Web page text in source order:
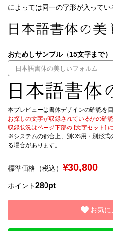
価格帯
リセット
によっては同一の字形が入って
おためしサンプル（15文字まで）
本プレビューは書体デザインの確認を
お探しの文字が収録されているかの確
収録状況はページ下部の [文字セット]
※システムの都合上、別OS用・別形式
る場合があります。
標準価格（税込） ¥30,800
ポイント280pt
お気に